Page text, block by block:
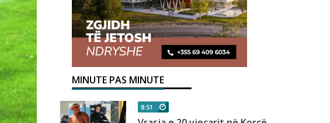
MINUTE PAS MINUTE
8:51